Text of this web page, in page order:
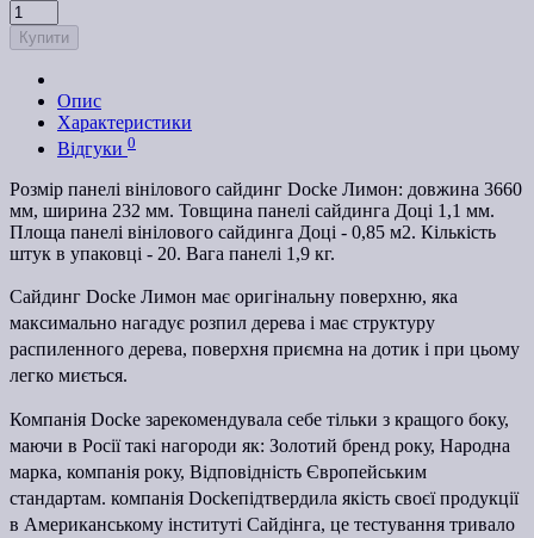
Купити
Опис
Характеристики
Відгуки 0
Розмір панелі вінілового сайдинг Docke Лимон: довжина 3660
мм, ширина 232 мм. Товщина панелі сайдинга Доці 1,1 мм.
Площа панелі вінілового сайдинга Доці - 0,85 м2. Кількість
штук в упаковці - 20. Вага панелі 1,9 кг.
Сайдинг Docke Лимон має оригінальну поверхню, яка
максимально нагадує розпил дерева і має структуру
распиленного дерева, поверхня приємна на дотик і при цьому
легко миється.
Компанія Docke зарекомендувала себе тільки з кращого боку,
маючи в Росії такі нагороди як: Золотий бренд року, Народна
марка, компанія року, Відповідність Європейським
стандартам. компанія Dockeпідтвердила якість своєї продукції
в Американському інституті Сайдінга, це тестування тривало